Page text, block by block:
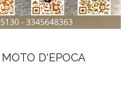
D'EPOCA